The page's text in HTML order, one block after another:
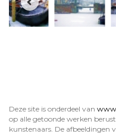
Deze site is onderdeel van
op alle getoonde werken
kunstenaars. De afbeeldingen